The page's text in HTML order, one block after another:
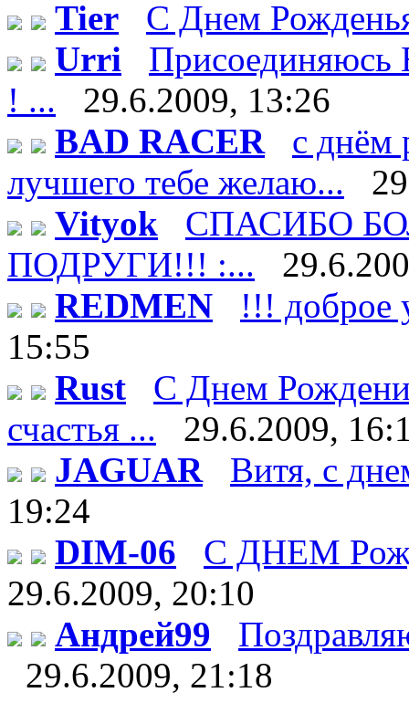
Tier
С Днем
Urri
Присоединяюсь
! ...
29.6.2009, 13:26
BAD RACER
с днём
лучшего тебе желаю...
Vityok
СПАСИБО
ПОДРУГИ!!! :...
REDMEN
!!! доброе
15:55
Rust
С Днем
счастья ...
29.6.2009,
JAGUAR
Витя, с
19:24
DIM-06
С ДНЕМ
29.6.2009, 20:10
Андрей99
29.6.2009, 21:18